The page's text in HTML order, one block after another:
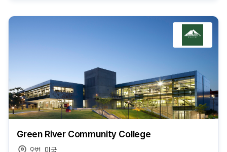
Green River Community College
오번, 미국